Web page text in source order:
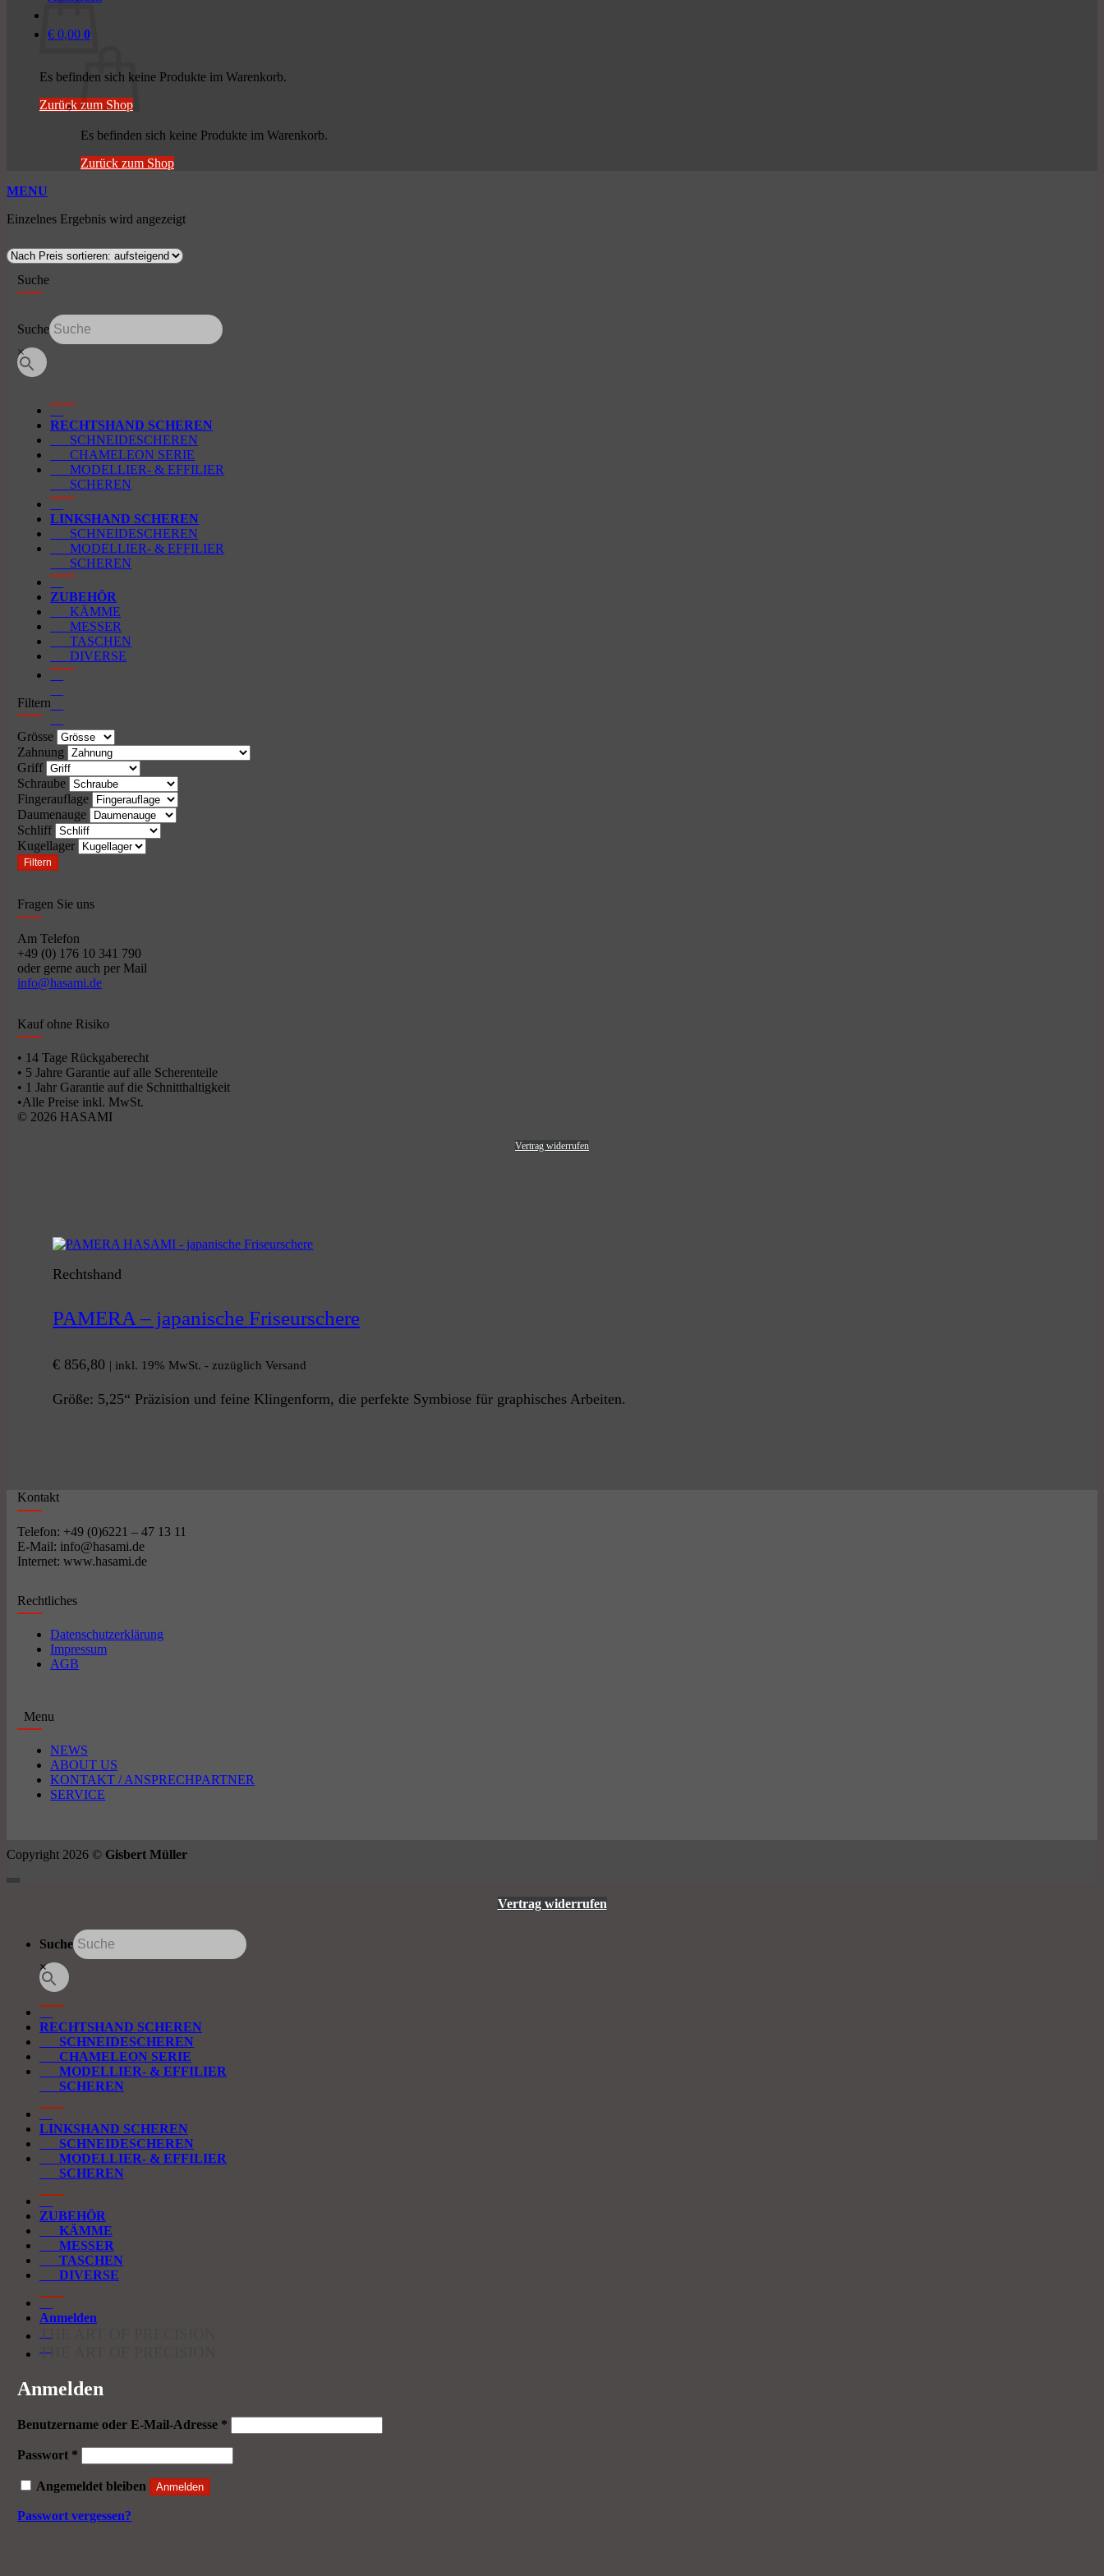
Es befinden sich keine Produkte im Warenkorb.
Zurück zum Shop
€ 0,00 0
Es befinden sich keine Produkte im Warenkorb.
Zurück zum Shop
MENU
Einzelnes Ergebnis wird angezeigt
Suche
Suche
×
RECHTSHAND SCHEREN
SCHNEIDESCHEREN
CHAMELEON SERIE
MODELLIER- & EFFILIER
SCHEREN
LINKSHAND SCHEREN
SCHNEIDESCHEREN
MODELLIER- & EFFILIER
SCHEREN
ZUBEHÖR
KÄMME
MESSER
TASCHEN
DIVERSE
Filtern
Grösse
Zahnung
Griff
Schraube
Fingerauflage
Daumenauge
Schliff
Kugellager
Filtern
Fragen Sie uns
Am Telefon
+49 (0) 176 10 341 790
oder gerne auch per Mail
info@hasami.de
Kauf ohne Risiko
• 14 Tage Rückgaberecht
• 5 Jahre Garantie auf alle Scherenteile
• 1 Jahr Garantie auf die Schnitthaltigkeit
•Alle Preise inkl. MwSt.
© 2026 HASAMI
Vertrag widerrufen
Rechtshand
PAMERA – japanische Friseurschere
€ 856,80 | inkl. 19% MwSt. - zuzüglich Versand
Größe: 5,25“ Präzision und feine Klingenform, die perfekte Symbiose für graphisches Arbeiten.
Kontakt
Telefon: +49 (0)6221 – 47 13 11
E-Mail: info@hasami.de
Internet: www.hasami.de
Rechtliches
Datenschutzerklärung
Impressum
AGB
Menu
NEWS
ABOUT US
KONTAKT / ANSPRECHPARTNER
SERVICE
Copyright 2026 © Gisbert Müller
Vertrag widerrufen
Suche
×
RECHTSHAND SCHEREN
SCHNEIDESCHEREN
CHAMELEON SERIE
MODELLIER- & EFFILIER
SCHEREN
LINKSHAND SCHEREN
SCHNEIDESCHEREN
MODELLIER- & EFFILIER
SCHEREN
ZUBEHÖR
KÄMME
MESSER
TASCHEN
DIVERSE
Anmelden
THE ART OF PRECISION
THE ART OF PRECISION
Anmelden
Benutzername oder E-Mail-Adresse *
Passwort *
Angemeldet bleiben Anmelden
Passwort vergessen?